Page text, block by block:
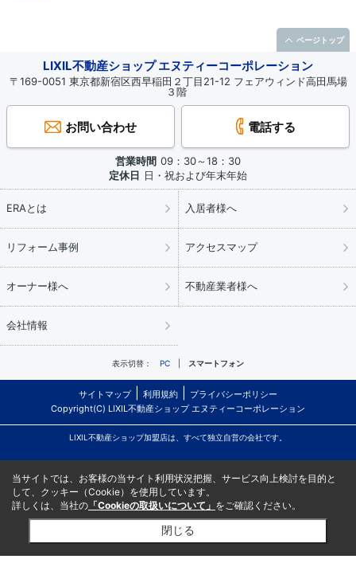
LIXIL不動産ショップ エヌティーコーポレーション
〒169-0051 東京都新宿区西早稲田２丁目21-12 フェアウィンド高田馬場
３階
お問い合わせ 電話する
営業時間 09：30～18：30
定休日 日・祝および年末年始
ERAとは 入居者様へ
リフォーム事例 アクセスマップ
オーナー様へ 不動産業者様へ
会社情報
表示切替： PC スマートフォン
サイトマップ 利用規約
プライバシーポリシー
Copyright(C) LIXIL不動産ショップ エヌティーコーポレーション
LIXIL不動産ショップ加盟店は、すべて独立自営の会社です。
ページトップ
当サイトでは、お客様の当サイト利用状況把握、サービス向上検討を目的と
して、クッキー（Cookie）を使用しています。
詳しくは、当社の 「Cookieの取扱いについて」 をご確認ください。
閉じる